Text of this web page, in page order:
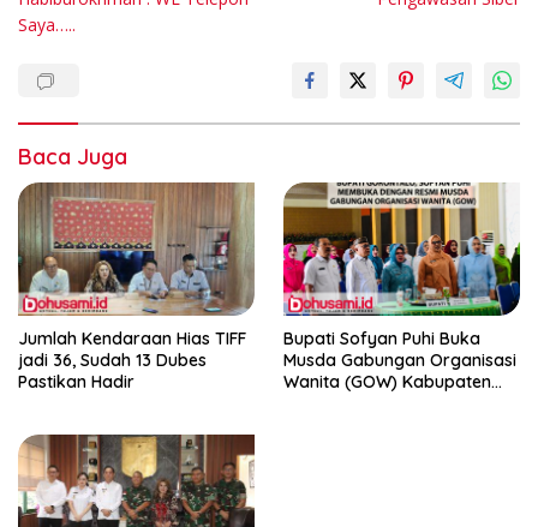
Saya…..
Baca Juga
Jumlah Kendaraan Hias TIFF
jadi 36, Sudah 13 Dubes
Pastikan Hadir
Bupati Sofyan Puhi Buka
Musda Gabungan Organisasi
Wanita (GOW) Kabupaten